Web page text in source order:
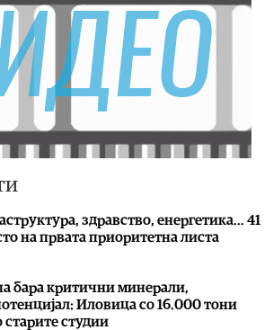
здравство, енергетика… 41
на првата приоритетна листа
бара критични минерали,
Иловица со 16.000 тони
студии